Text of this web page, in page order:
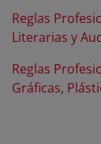
Reglas
Literarias y
Reglas
Gráficas,